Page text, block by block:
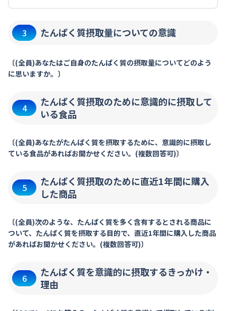
3 たんぱく質摂取量についての意識
〔(全員)あなたはご自身のたんぱく質の摂取量についてどのよう
に思いますか。〕
4
たんぱく質摂取のために意識的に摂取して
いる食品
〔(全員)あなたがたんぱく質を摂取するために、意識的に摂取し
ている食品があればお聞かせください。(複数回答可)〕
5
たんぱく質摂取のために直近1年間に購入
した商品
〔(全員)次のような、たんぱく質を多く含有するとされる商品に
ついて、たんぱく質を摂取する目的で、直近1年間に購入した商品
があればお聞かせください。(複数回答可)〕
6
たんぱく質を意識的に摂取するきっかけ・
理由